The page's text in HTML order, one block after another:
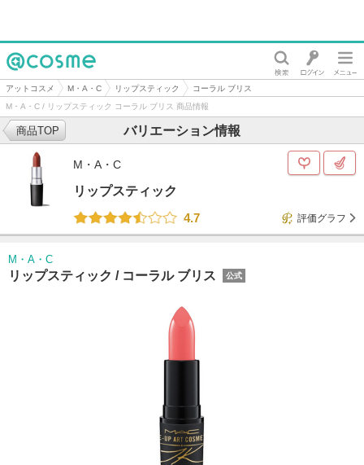
@cosme
アットコスメ M・A・C リップスティック
コーラル ブリス
M・A・C / リップスティック コーラル ブリス 商品情報
バリエーション情報
商品TOP
M・A・C
リップスティック
4.7
評価グラフ
M・A・C
リップスティック / コーラル ブリス 公式